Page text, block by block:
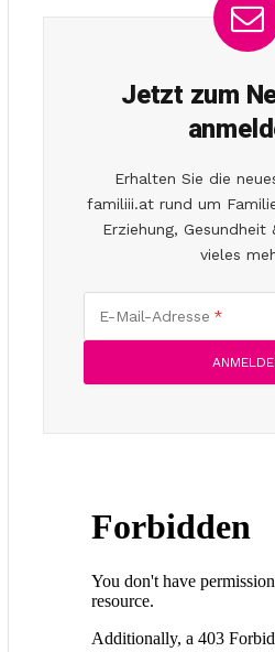
Jetzt zum
Erhalten Sie die
familiii.at rund um
Erziehung, Gesundheit
vieles
E-Mail-Adresse